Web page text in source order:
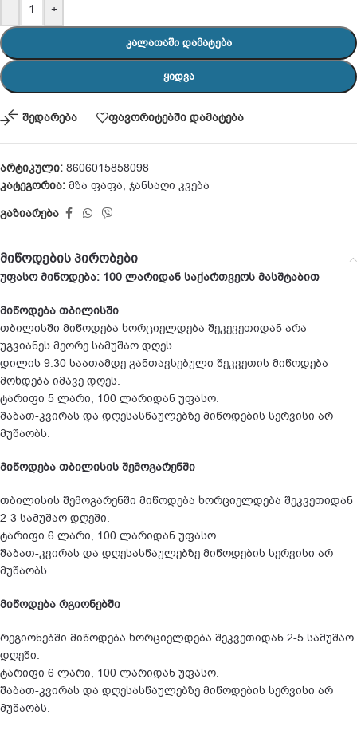
- +
ᲙᲐᲚᲐᲗᲐᲨᲘ ᲓᲐᲛᲐᲢᲔᲑᲐ
ᲧᲘᲓᲕᲐ
შედარება ფავორიტებში დამატება
არტიკული: 8606015858098
კატეგორია: მზა ფაფა, ჯანსაღი კვება
გაზიარება
მიწოდების პირობები
უფასო მიწოდება: 100 ლარიდან საქართვეოს მასშტაბით
მიწოდება თბილისში
თბილისში მიწოდება ხორციელდება შეკევეთიდან არა
უგვიანეს მეორე სამუშაო დღეს.
დილის 9:30 საათამდე განთავსებული შეკვეთის მიწოდება
მოხდება იმავე დღეს.
ტარიფი 5 ლარი, 100 ლარიდან უფასო.
შაბათ-კვირას და დღესასწაულებზე მიწოდების სერვისი არ
მუშაობს.
მიწოდება თბილისის შემოგარენში
თბილისის შემოგარენში მიწოდება ხორციელდება შეკვეთიდან
2-3 სამუშაო დღეში.
ტარიფი 6 ლარი, 100 ლარიდან უფასო.
შაბათ-კვირას და დღესასწაულებზე მიწოდების სერვისი არ
მუშაობს.
მიწოდება რგიონებში
რეგიონებში მიწოდება ხორციელდება შეკვეთიდან 2-5 სამუშაო
დღეში.
ტარიფი 6 ლარი, 100 ლარიდან უფასო.
შაბათ-კვირას და დღესასწაულებზე მიწოდების სერვისი არ
მუშაობს.